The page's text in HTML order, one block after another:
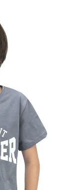
39
София Текстиль